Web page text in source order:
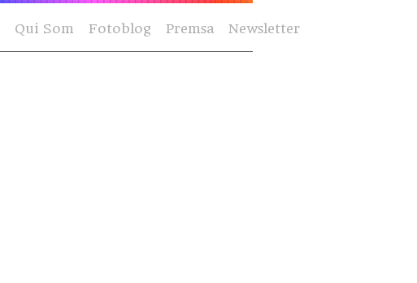
Qui Som Fotoblog Premsa Newsletter